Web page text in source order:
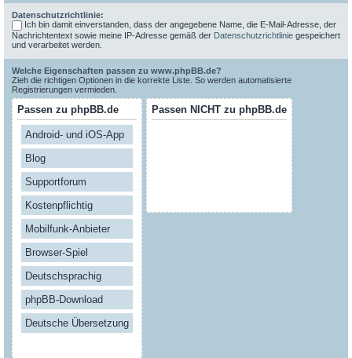
Datenschutzrichtlinie:
Ich bin damit einverstanden, dass der angegebene Name, die E-Mail-Adresse, der
Nachrichtentext sowie meine IP-Adresse gemäß der Datenschutzrichtlinie gespeichert
und verarbeitet werden.
Welche Eigenschaften passen zu www.phpBB.de?
Zieh die richtigen Optionen in die korrekte Liste. So werden automatisierte
Registrierungen vermieden.
Passen zu phpBB.de
Android- und iOS-App
Blog
Supportforum
Kostenpflichtig
Mobilfunk-Anbieter
Browser-Spiel
Deutschsprachig
phpBB-Download
Deutsche Übersetzung
Passen NICHT zu phpBB.de